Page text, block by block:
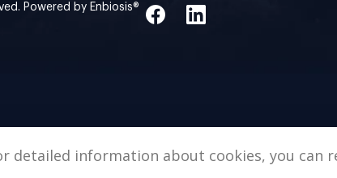
Powered by Enbiosis®
detailed information about cookies, you can